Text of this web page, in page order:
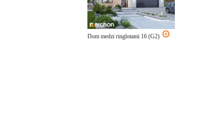
Dom medzi ringlotami 16 (G2)